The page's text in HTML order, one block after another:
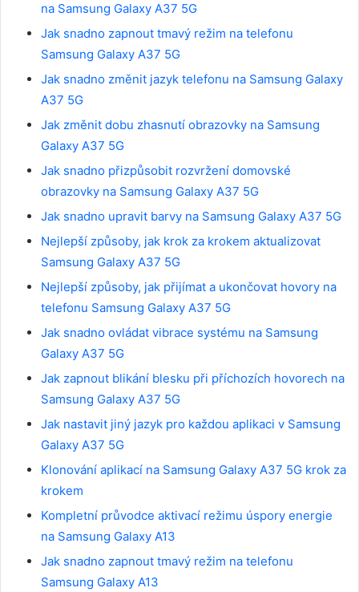
na Samsung Galaxy A37 5G
Jak snadno zapnout tmavý režim na telefonu
Samsung Galaxy A37 5G
Jak snadno změnit jazyk telefonu na Samsung Galaxy
A37 5G
Jak změnit dobu zhasnutí obrazovky na Samsung
Galaxy A37 5G
Jak snadno přizpůsobit rozvržení domovské
obrazovky na Samsung Galaxy A37 5G
Jak snadno upravit barvy na Samsung Galaxy A37 5G
Nejlepší způsoby, jak krok za krokem aktualizovat
Samsung Galaxy A37 5G
Nejlepší způsoby, jak přijímat a ukončovat hovory na
telefonu Samsung Galaxy A37 5G
Jak snadno ovládat vibrace systému na Samsung
Galaxy A37 5G
Jak zapnout blikání blesku při příchozích hovorech na
Samsung Galaxy A37 5G
Jak nastavit jiný jazyk pro každou aplikaci v Samsung
Galaxy A37 5G
Klonování aplikací na Samsung Galaxy A37 5G krok za
krokem
Kompletní průvodce aktivací režimu úspory energie
na Samsung Galaxy A13
Jak snadno zapnout tmavý režim na telefonu
Samsung Galaxy A13